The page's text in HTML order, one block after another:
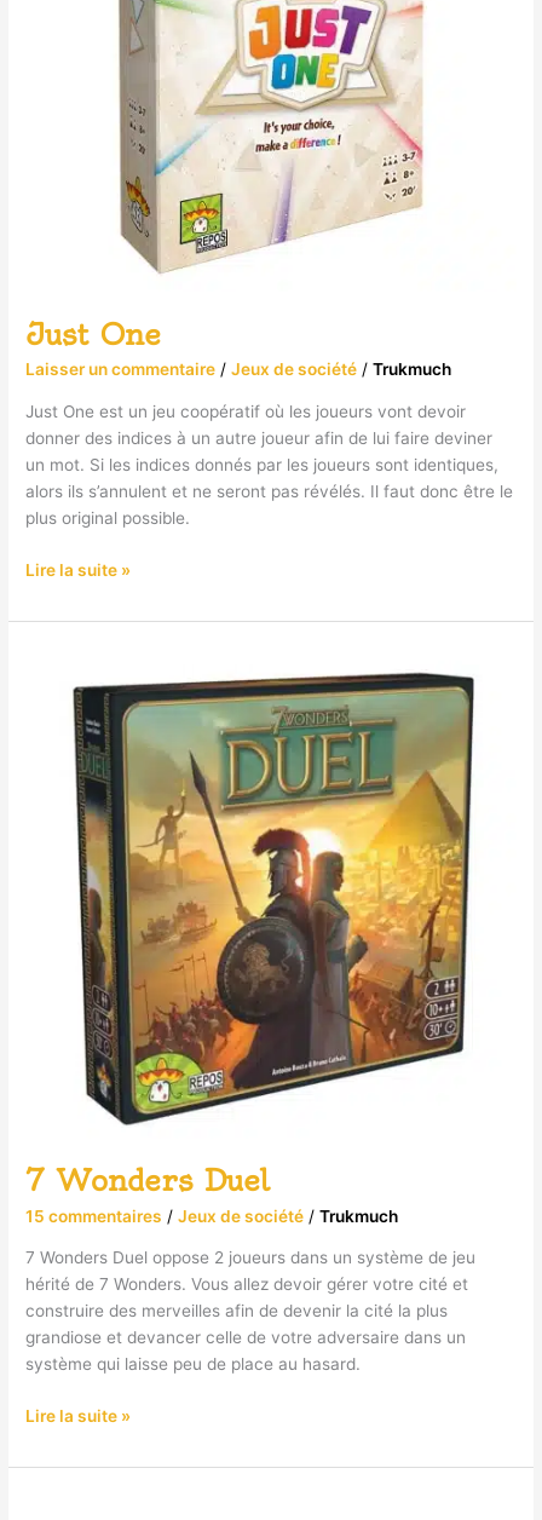
Just One
Laisser un commentaire /Jeux de société /Trukmuch
Just One est un jeu coopératif où les joueurs vont devoir
donner des indices à un autre joueur afin de lui faire deviner
un mot. Si les indices donnés par les joueurs sont identiques,
alors ils s’annulent et ne seront pas révélés. Il faut donc être le
plus original possible.
Lire la suite »
7 Wonders Duel
15 commentaires /Jeux de société /Trukmuch
7 Wonders Duel oppose 2 joueurs dans un système de jeu
hérité de 7 Wonders. Vous allez devoir gérer votre cité et
construire des merveilles afin de devenir la cité la plus
grandiose et devancer celle de votre adversaire dans un
système qui laisse peu de place au hasard.
Wonders
Lire la suite »